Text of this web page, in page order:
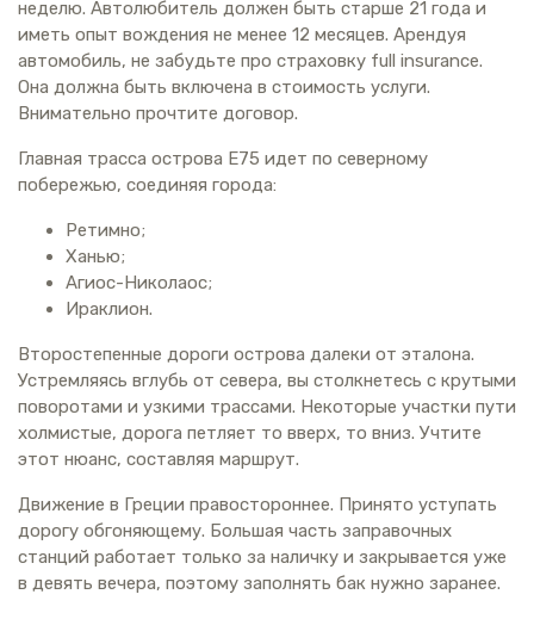
неделю. Автолюбитель должен быть старше 21 года и
иметь опыт вождения не менее 12 месяцев. Арендуя
автомобиль, не забудьте про страховку full insurance.
Она должна быть включена в стоимость услуги.
Внимательно прочтите договор.
Главная трасса острова Е75 идет по северному
побережью, соединяя города:
Ретимно;
Ханью;
Агиос-Николаос;
Ираклион.
Второстепенные дороги острова далеки от эталона.
Устремляясь вглубь от севера, вы столкнетесь с крутыми
поворотами и узкими трассами. Некоторые участки пути
холмистые, дорога петляет то вверх, то вниз. Учтите
этот нюанс, составляя маршрут.
Движение в Греции правостороннее. Принято уступать
дорогу обгоняющему. Большая часть заправочных
станций работает только за наличку и закрывается уже
в девять вечера, поэтому заполнять бак нужно заранее.